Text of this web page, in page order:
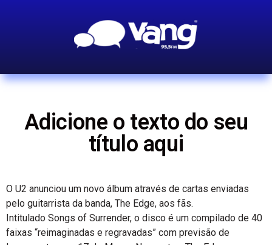
Adicione o texto do seu
título aqui
O U2 anunciou um novo álbum através de cartas enviadas
pelo guitarrista da banda, The Edge, aos fãs.
Intitulado Songs of Surrender, o disco é um compilado de 40
faixas “reimaginadas e regravadas” com previsão de